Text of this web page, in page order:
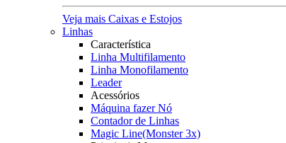
Veja mais Caixas e Estojos
Linhas
Característica
Linha Multifilamento
Linha Monofilamento
Leader
Acessórios
Máquina fazer Nó
Contador de Linhas
Magic Line(Monster 3x)